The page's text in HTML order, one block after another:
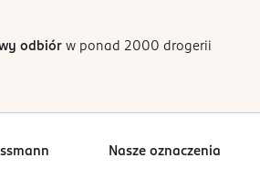
0%
odbiórw ponad 2000 drogerii
Nasze oznaczenia